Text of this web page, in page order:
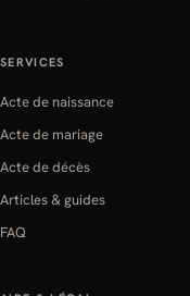
SERVICES
Acte de naissance
Acte de mariage
Acte de décès
Articles & guides
FAQ